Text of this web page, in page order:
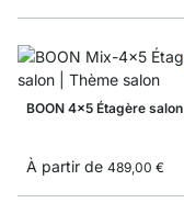
BOON 4x5 Étagère salon
À partir de 489,00 €